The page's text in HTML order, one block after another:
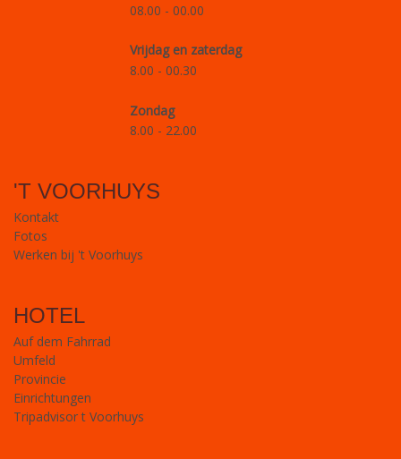
08.00 - 00.00
Vrijdag en zaterdag
8.00 - 00.30
Zondag
8.00 - 22.00
'T VOORHUYS
Kontakt
Fotos
Werken bij 't Voorhuys
HOTEL
Auf dem Fahrrad
Umfeld
Provincie
Einrichtungen
Tripadvisor t Voorhuys